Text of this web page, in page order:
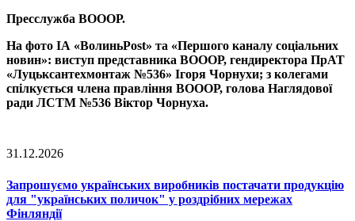
Пресслужба ВОООР.
На фото ІА «ВолиньPost» та «Першого каналу соціальних
новин»: виступ представника ВОООР, гендиректора ПрАТ
«Луцьксантехмонтаж №536» Ігоря Чорнухи; з колегами
спілкується члена правління ВОООР, голова Наглядової
ради ЛСТМ №536 Віктор Чорнуха.
31.12.2026
Запрошуємо українських виробників постачати продукцію
для "українських поличок" у роздрібних мережах
Фінляндії